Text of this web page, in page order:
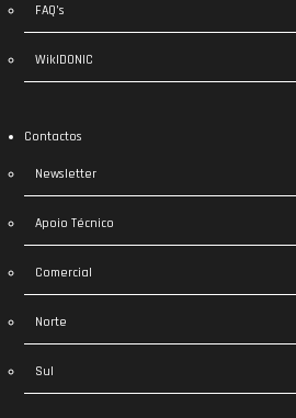
FAQ’s
WikIDONIC
Contactos
Newsletter
Apoio Técnico
Comercial
Norte
Sul